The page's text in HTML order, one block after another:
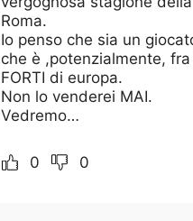
Roma.
Io penso che sia un
che è ,potenzialmente, fra
FORTI di europa.
Non lo venderei MAI.
Vedremo…
0 0